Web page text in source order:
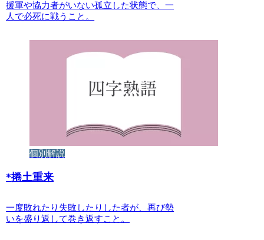
援軍や協力者がいない孤立した状態で、一
人で必死に戦うこと。
個別解説
*捲土重来
一度敗れたり失敗したりした者が、再び勢
いを盛り返して巻き返すこと。